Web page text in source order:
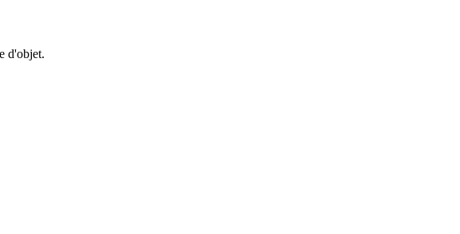
d'objet.